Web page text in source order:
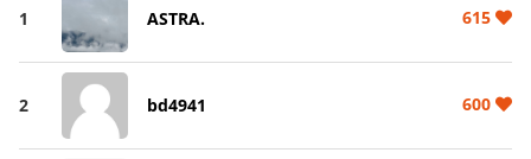
1 ASTRA. 615
2 bd4941 600